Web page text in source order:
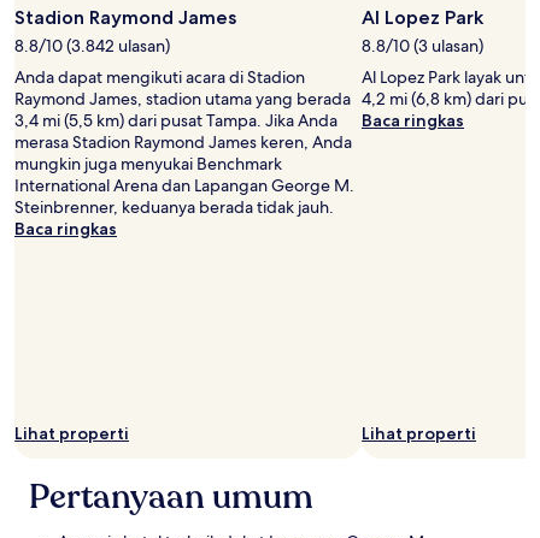
Stadion Raymond James
8.8/10 (3.842 ulasan)
Anda dapat mengikuti acara di Stadion
Raymond James, stadion utama yang berada
3,4 mi (5,5 km) dari pusat Tampa. Jika Anda
merasa Stadion Raymond James keren, Anda
mungkin juga menyukai Benchmark
International Arena dan Lapangan George M.
Steinbrenner, keduanya berada tidak jauh.
Baca ringkas
Lihat properti
Al Lopez Park
8.8/10 (3 ulasan)
Al Lopez Park layak
4,2 mi (6,8 km) dari
Baca ringkas
Lihat properti
Pertanyaan umum